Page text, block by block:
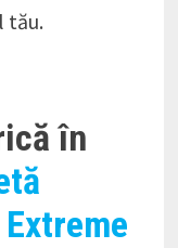
tău.
în